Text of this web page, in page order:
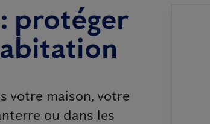
protéger
votre maison, votre
ou dans les